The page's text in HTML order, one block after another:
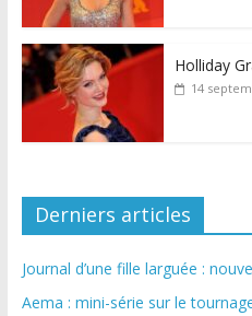
Holliday
14
Derniers articles
Journal d’une fille larguée :
Aema : mini-série sur le